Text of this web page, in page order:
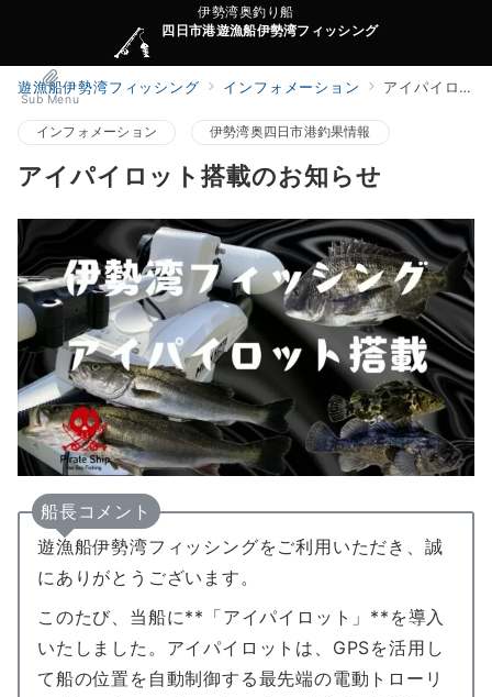
伊勢湾奥釣り船
四日市港遊漁船伊勢湾フィッシング
Sub Menu
遊漁船伊勢湾フィッシング インフォメーション アイパイロット搭載のお知らせ
インフォメーション 伊勢湾奥四日市港釣果情報
アイパイロット搭載のお知らせ
船長コメント
遊漁船伊勢湾フィッシングをご利用いただき、誠
にありがとうございます。
このたび、当船に**「アイパイロット」**を導入
いたしました。アイパイロットは、GPSを活用し
て船の位置を自動制御する最先端の電動トローリ